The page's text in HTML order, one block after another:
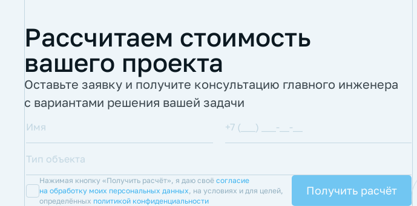
Рассчитаем стоимость
вашего проекта
Оставьте заявку и получите консультацию главного инженера
с вариантами решения вашей задачи
Нажимая кнопку «Получить расчёт», я даю своё согласие
на обработку моих персональных данных, на условиях и для целей,
определённых политикой конфиденциальности